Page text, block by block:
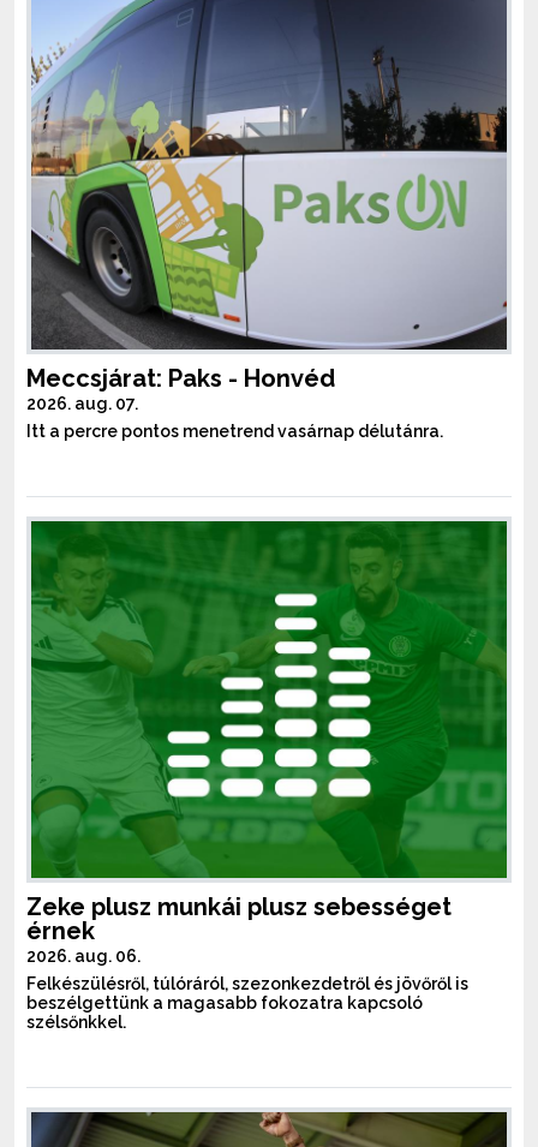
Meccsjárat: Paks - Honvéd
2026. aug. 07.
Itt a percre pontos menetrend vasárnap délutánra.
Zeke plusz munkái plusz sebességet
érnek
2026. aug. 06.
Felkészülésről, túlóráról, szezonkezdetről és jövőről is
beszélgettünk a magasabb fokozatra kapcsoló
szélsőnkkel.